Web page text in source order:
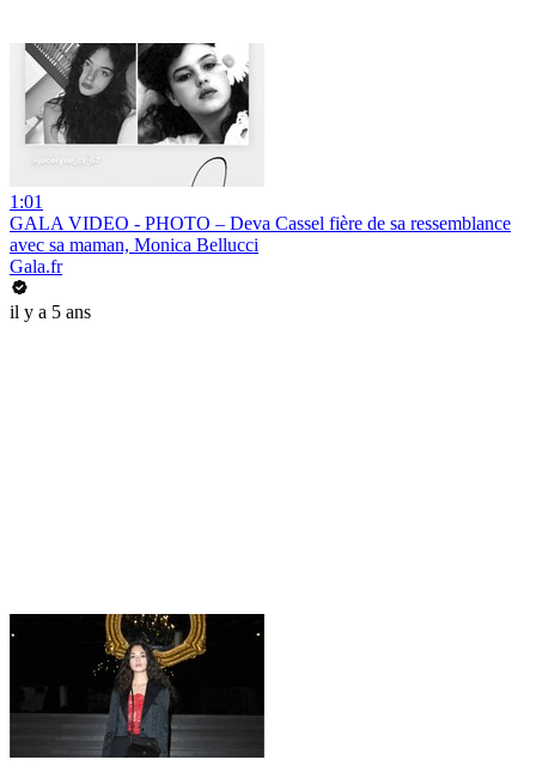
1:01
GALA VIDEO - PHOTO – Deva Cassel fière de sa ressemblance
avec sa maman, Monica Bellucci
Gala.fr
il y a 5 ans